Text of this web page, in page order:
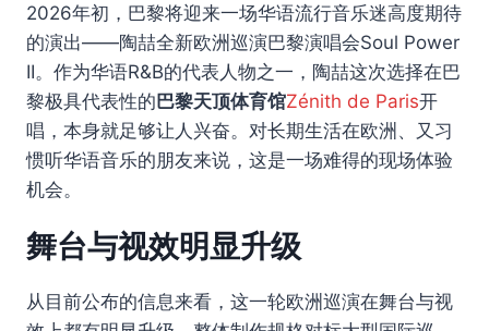
2026年初，巴黎将迎来一场华语流行音乐迷高度期待
的演出——陶喆全新欧洲巡演巴黎演唱会Soul Power
II。作为华语R&B的代表人物之一，陶喆这次选择在巴
黎极具代表性的巴黎天顶体育馆Zénith de Paris开
唱，本身就足够让人兴奋。对长期生活在欧洲、又习
惯听华语音乐的朋友来说，这是一场难得的现场体验
机会。
舞台与视效明显升级
从目前公布的信息来看，这一轮欧洲巡演在舞台与视